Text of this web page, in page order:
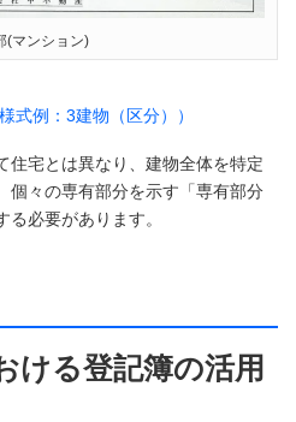
(マンション)
式例：3建物（区分））
住宅とは異なり、建物全体を特定
個々の専有部分を示す「専有部分
必要があります。
ける登記簿の活用